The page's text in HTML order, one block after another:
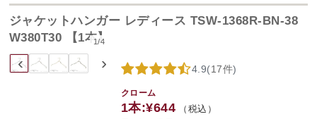
‹ ›
1/4
ジャケットハンガー レディース TSW-1368R-BN-38
W380T30 【1本】
4.9(17件)
クローム
1本:¥644 （税込）